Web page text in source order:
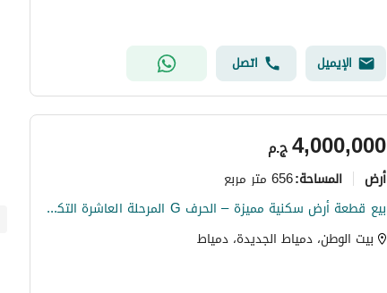
الإيميل اتصل
ج.م4,000,000
أرض المساحة:656 متر مربع
بيع قطعة أرض سكنية مميزة – الحرف G المرحلة العاشرة التكميلية
بيت الوطن، دمياط الجديدة، دمياط